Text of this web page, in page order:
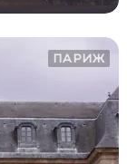
ПАРИЖ